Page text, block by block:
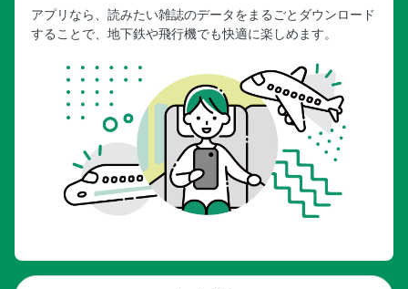
アプリなら、読みたい雑誌のデータをまるごとダウンロード
することで、地下鉄や飛行機でも快適に楽しめます。